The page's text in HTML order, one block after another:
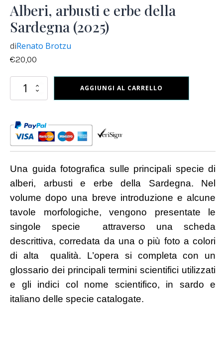
Alberi, arbusti e erbe della
Sardegna (2025)
diRenato Brotzu
€20,00
Alberi,
arbusti
della
Sardegna
(2025)
quantità
AGGIUNGI AL CARRELLO
Una guida fotografica sulle principali specie di
alberi, arbusti e erbe della Sardegna. Nel
volume dopo una breve introduzione e alcune
tavole morfologiche, vengono presentate le
singole specie attraverso una scheda
descrittiva, corredata da una o più foto a colori
di alta qualità. L’opera si completa con un
glossario dei principali termini scientifici utilizzati
e gli indici col nome scientifico, in sardo e
italiano delle specie catalogate.